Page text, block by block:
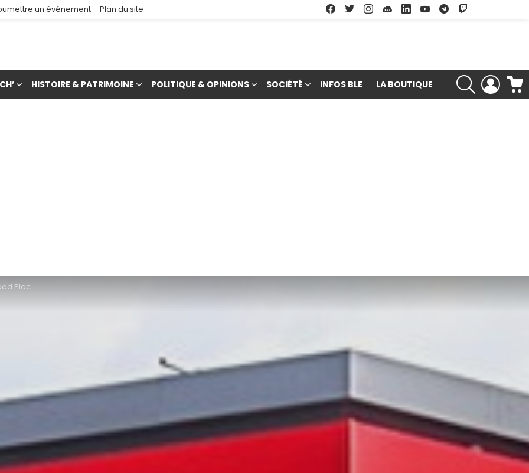
un événement Plan du site Facebook
TwitterInstagramSoundcloud
LinkedinYoutubeGoogle Play
HISTOIRE & PATRIMOINE POLITIQUE & OPINIONS SOCIÉTÉ INFOS BLE LA BOUTIQUE
RECHERCHE
LOGIN
Thiriet